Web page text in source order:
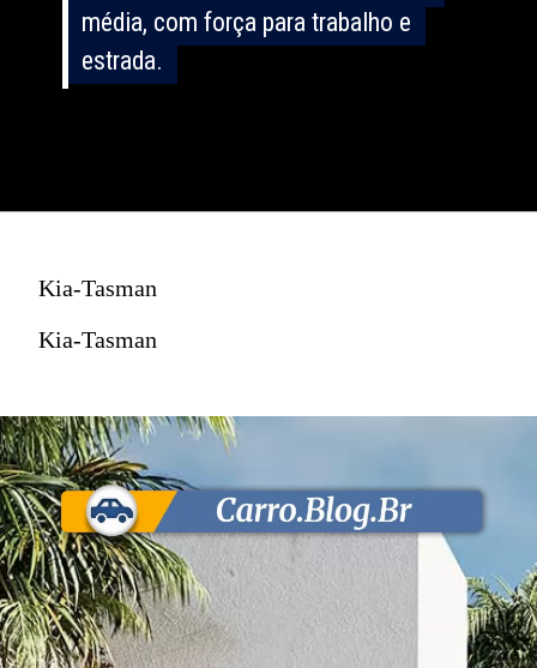
média, com força para trabalho e
estrada.
média, com força para trabalho e
estrada.
Kia-Tasman
Kia-Tasman